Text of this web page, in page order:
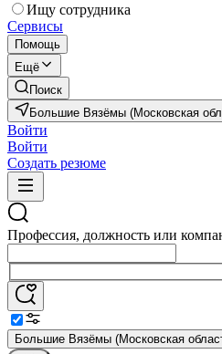
Ищу сотрудника
Сервисы
Помощь
Ещё
Поиск
Большие Вязёмы
Войти
Войти
Создать резюме
Профессия, должность или
Большие Вязёмы (Московская